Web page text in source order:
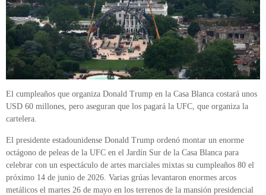
El cumpleaños que organiza Donald Trump en la Casa Blanca costará unos
USD 60 millones, pero aseguran que los pagará la UFC, que organiza la
cartelera.
El presidente estadounidense Donald Trump ordenó montar un enorme
octágono de peleas de la UFC en el Jardín Sur de la Casa Blanca para
celebrar con un espectáculo de artes marciales mixtas su cumpleaños 80 el
próximo 14 de junio de 2026. Varias grúas levantaron enormes arcos
metálicos el martes 26 de mayo en los terrenos de la mansión presidencial